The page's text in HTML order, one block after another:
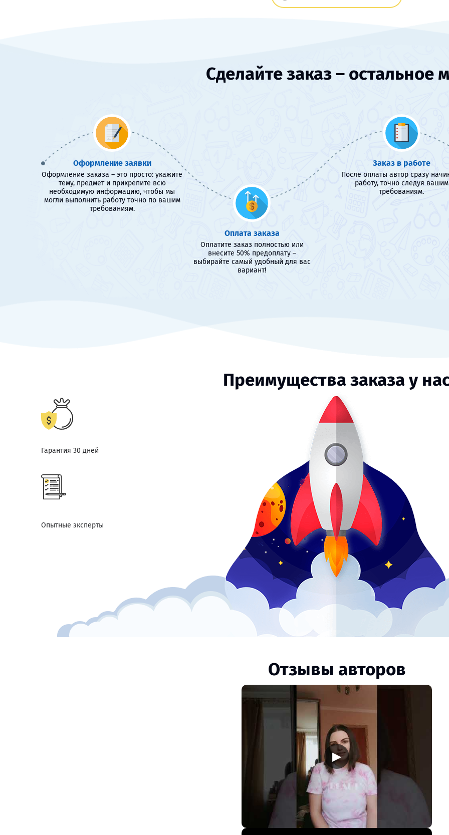
Сделайте заказ – остальное
Оформление заявки
Оформление заказа – это просто: укажите
тему, предмет и прикрепите всю
необходимую информацию, чтобы мы
могли выполнить работу точно по вашим
требованиям.
Оплата заказа
Оплатите заказ полностью или
внесите 50% предоплату –
выбирайте самый удобный для вас
вариант!
Заказ в работе
После оплаты автор сразу
работу, точно следуя вашим
требованиям.
Преимущества заказа у
Гарантия 30 дней
Опытные эксперты
Отзывы авторов
▶